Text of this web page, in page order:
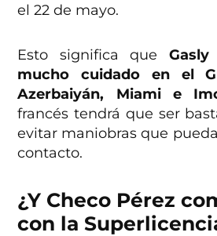
el 22 de mayo.
Esto significa que
mucho cuidado en el
Azerbaiyán, Miami e
francés tendrá que ser
evitar maniobras que
contacto.
¿Y Checo Pérez
con la